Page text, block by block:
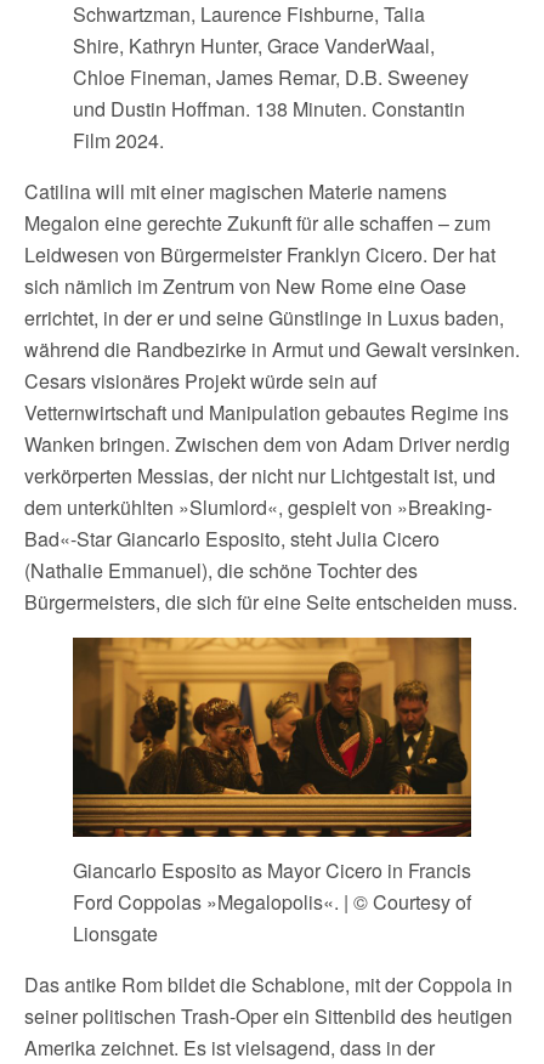
Schwartzman, Laurence Fishburne, Talia
Shire, Kathryn Hunter, Grace VanderWaal,
Chloe Fineman, James Remar, D.B. Sweeney
und Dustin Hoffman. 138 Minuten. Constantin
Film 2024.
Catilina will mit einer magischen Materie namens
Megalon eine gerechte Zukunft für alle schaffen – zum
Leidwesen von Bürgermeister Franklyn Cicero. Der hat
sich nämlich im Zentrum von New Rome eine Oase
errichtet, in der er und seine Günstlinge in Luxus baden,
während die Randbezirke in Armut und Gewalt versinken.
Cesars visionäres Projekt würde sein auf
Vetternwirtschaft und Manipulation gebautes Regime ins
Wanken bringen. Zwischen dem von Adam Driver nerdig
verkörperten Messias, der nicht nur Lichtgestalt ist, und
dem unterkühlten »Slumlord«, gespielt von »Breaking-
Bad«-Star Giancarlo Esposito, steht Julia Cicero
(Nathalie Emmanuel), die schöne Tochter des
Bürgermeisters, die sich für eine Seite entscheiden muss.
Giancarlo Esposito as Mayor Cicero in Francis
Ford Coppolas »Megalopolis«. | © Courtesy of
Lionsgate
Das antike Rom bildet die Schablone, mit der Coppola in
seiner politischen Trash-Oper ein Sittenbild des heutigen
Amerika zeichnet. Es ist vielsagend, dass in der